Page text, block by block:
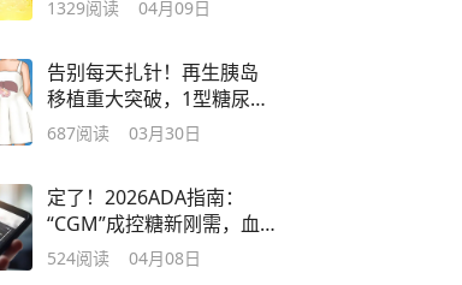
1329阅读 04月09日
告别每天扎针！再生胰岛
移植重大突破，1型糖尿病
治疗迈入新纪元
687阅读 03月30日
定了！2026ADA指南：
“CGM”成控糖新刚需，血
糖管理进入新时代
524阅读 04月08日